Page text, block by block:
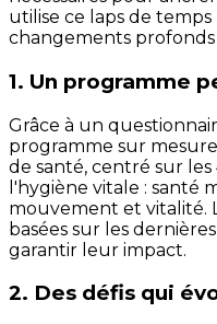
utilise ce laps de
changements profonds
1. Un programme
Grâce à un
programme sur
de santé, centré sur les
l'hygiène vitale : santé
mouvement et vitalité.
basées sur les
garantir leur impact.
2. Des défis qui